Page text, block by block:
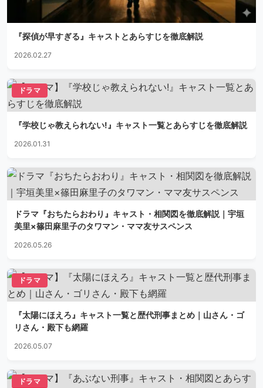
『探偵が早すぎる』キャストとあらすじを徹底解説
2026.02.27
ドラマ
『学校じゃ教えられない!』キャスト一覧とあらすじを徹底解説
2026.01.31
ドラマ『おちたらおわり』キャスト・相関図を徹底解説｜宇垣
美里×篠田麻里子のタワマン・ママ友サスペンス
2026.05.26
ドラマ
『太陽にほえろ』キャスト一覧と歴代刑事まとめ｜山さん・ゴ
リさん・殿下も網羅
2026.05.07
ドラマ